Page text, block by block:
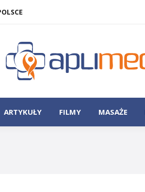
ARTYKUŁY FILMY MASAŻE